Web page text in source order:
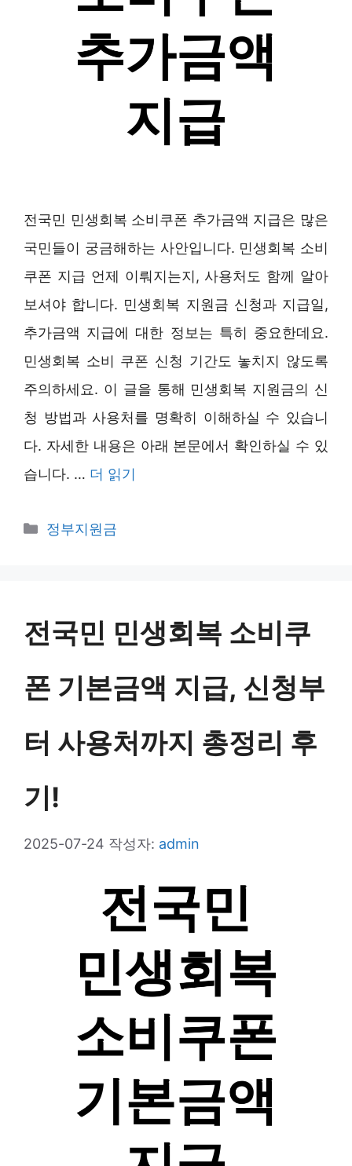
전국민 민생회복 소비쿠폰 추가금액 지급은 많은
국민들이 궁금해하는 사안입니다. 민생회복 소비
쿠폰 지급 언제 이뤄지는지, 사용처도 함께 알아
보셔야 합니다. 민생회복 지원금 신청과 지급일,
추가금액 지급에 대한 정보는 특히 중요한데요.
민생회복 소비 쿠폰 신청 기간도 놓치지 않도록
주의하세요. 이 글을 통해 민생회복 지원금의 신
청 방법과 사용처를 명확히 이해하실 수 있습니
다. 자세한 내용은 아래 본문에서 확인하실 수 있
습니다. … 더 읽기
카
정부지원금
전국민 민생회복 소비쿠
폰 기본금액 지급, 신청부
터 사용처까지 총정리 후
기!
2025-07-24 작성자: admin